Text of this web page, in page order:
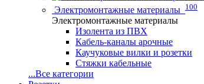
Электромонтажные материалы 100
Электромонтажные материалы
Изолента из ПВХ
Кабель-каналы арочные
Каучуковые вилки и розетки
Стяжки кабельные
...Все категории